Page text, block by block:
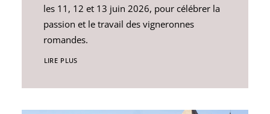
les 11, 12 et 13 juin 2026, pour célébrer la
passion et le travail des vigneronnes
romandes.
LIRE PLUS